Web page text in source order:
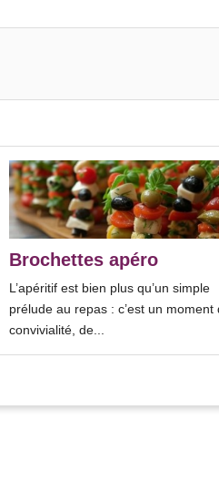
Brochettes apéro
L’apéritif est bien plus qu’un simple
prélude au repas : c’est un moment
convivialité, de...